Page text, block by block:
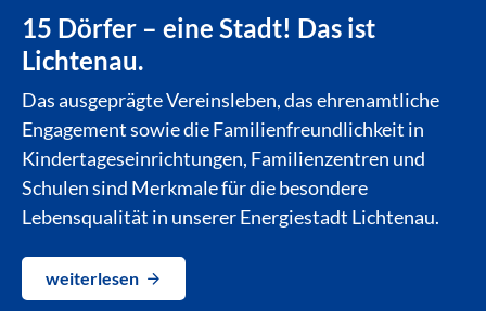
15 Dörfer – eine Stadt! Das ist
Lichtenau.
Das ausgeprägte Vereinsleben, das ehrenamtliche
Engagement sowie die Familienfreundlichkeit in
Kindertageseinrichtungen, Familienzentren und
Schulen sind Merkmale für die besondere
Lebensqualität in unserer Energiestadt Lichtenau.
weiterlesen